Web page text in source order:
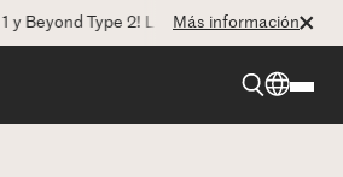
Type 2! La CEO Deborah Dugan nos
Más información